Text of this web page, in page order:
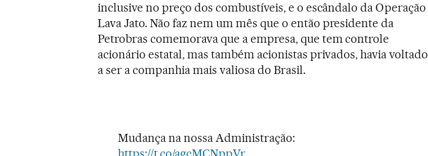
inclusive no preço dos combustíveis, e o escândalo da Operação
Lava Jato. Não faz nem um mês que o então presidente da
Petrobras comemorava que a empresa, que tem controle
acionário estatal, mas também acionistas privados, havia voltado
a ser a companhia mais valiosa do Brasil.
Mudança na nossa Administração: